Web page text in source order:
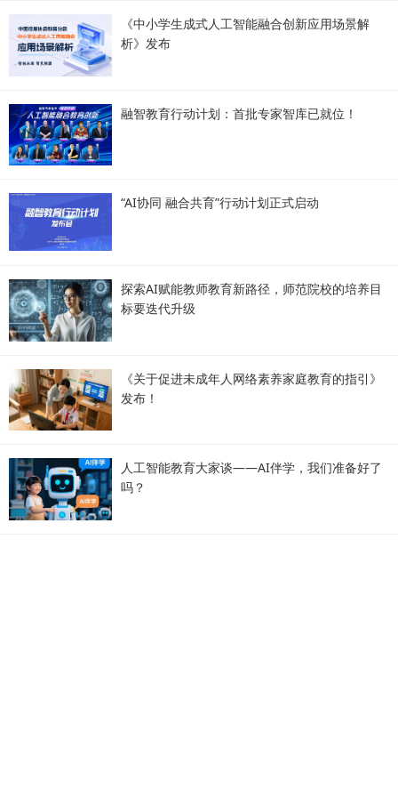
《中小学生成式人工智能融合创新应用场景解
析》发布
融智教育行动计划：首批专家智库已就位！
“AI协同 融合共育”行动计划正式启动
探索AI赋能教师教育新路径，师范院校的培养目
标要迭代升级
《关于促进未成年人网络素养家庭教育的指引》
发布！
人工智能教育大家谈——AI伴学，我们准备好了
吗？